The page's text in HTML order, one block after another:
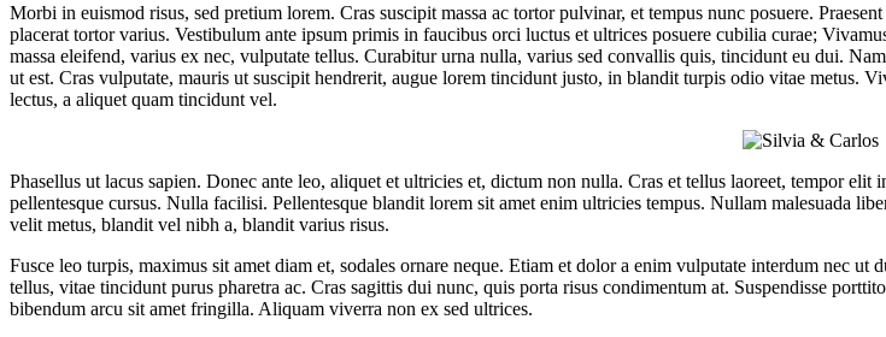
Morbi in euismod risus, sed pretium lorem. Cras suscipit massa ac tortor pulvinar, et tempus nunc posuere.
placerat tortor varius. Vestibulum ante ipsum primis in faucibus orci luctus et ultrices posuere cubilia curae;
massa eleifend, varius ex nec, vulputate tellus. Curabitur urna nulla, varius sed convallis quis, tincidunt eu dui.
ut est. Cras vulputate, mauris ut suscipit hendrerit, augue lorem tincidunt justo, in blandit turpis odio vitae metus.
lectus, a aliquet quam tincidunt vel.
Phasellus ut lacus sapien. Donec ante leo, aliquet et ultricies et, dictum non nulla. Cras et tellus laoreet, tempor
pellentesque cursus. Nulla facilisi. Pellentesque blandit lorem sit amet enim ultricies tempus. Nullam malesuada
velit metus, blandit vel nibh a, blandit varius risus.
Fusce leo turpis, maximus sit amet diam et, sodales ornare neque. Etiam et dolor a enim vulputate interdum nec
tellus, vitae tincidunt purus pharetra ac. Cras sagittis dui nunc, quis porta risus condimentum at. Suspendisse
bibendum arcu sit amet fringilla. Aliquam viverra non ex sed ultrices.